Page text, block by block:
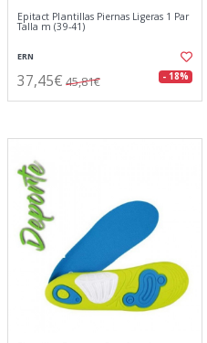
Epitact Plantillas Piernas Ligeras 1 Par
Talla m (39-41)
ERN
37,45€ 45,81€ - 18%